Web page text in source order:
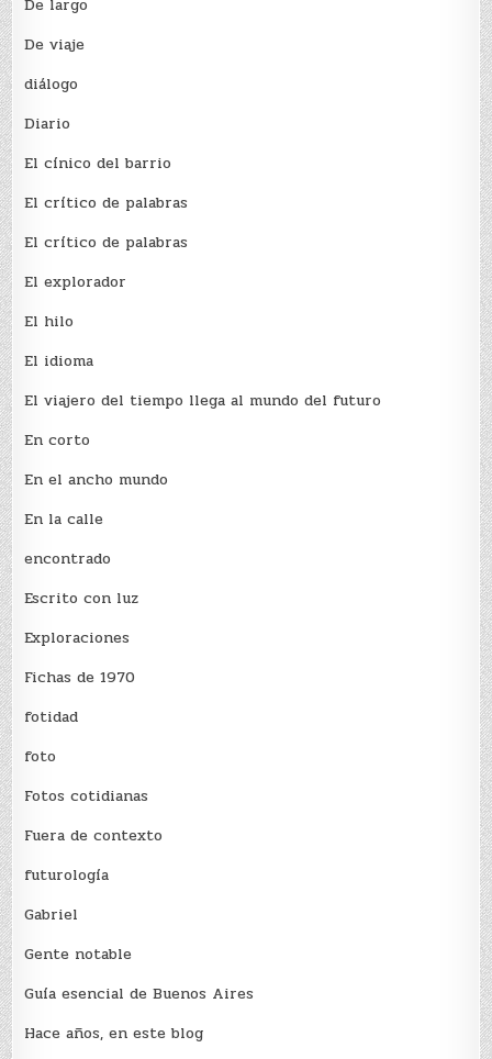
De viaje
diálogo
Diario
El cínico del barrio
El crí­tico de palabras
El crí­tico de palabras
El explorador
El hilo
El idioma
El viajero del tiempo llega al mundo del futuro
En corto
En el ancho mundo
En la calle
encontrado
Escrito con luz
Exploraciones
Fichas de 1970
fotidad
foto
Fotos cotidianas
Fuera de contexto
futurología
Gabriel
Gente notable
Guía esencial de Buenos Aires
Hace años, en este blog